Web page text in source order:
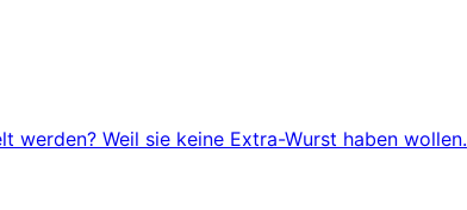
werden? Weil sie keine Extra-Wurst haben wollen.